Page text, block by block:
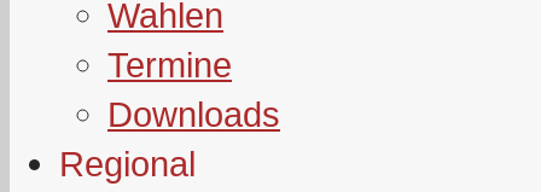
Wahlen
Termine
Downloads
Regional